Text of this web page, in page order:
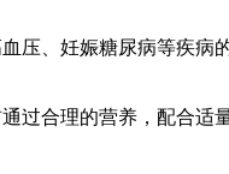
、妊娠糖尿病等疾病
合理的营养，配合适